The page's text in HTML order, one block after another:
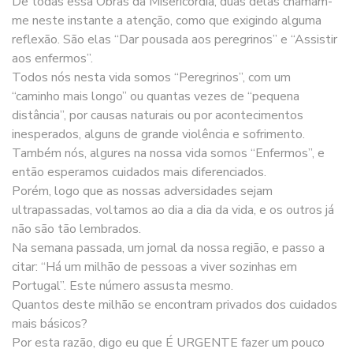
me neste instante a atenção, como que exigindo alguma
reflexão. São elas “Dar pousada aos peregrinos” e “Assistir
aos enfermos”.
Todos nós nesta vida somos “Peregrinos”, com um
“caminho mais longo” ou quantas vezes de “pequena
distância”, por causas naturais ou por acontecimentos
inesperados, alguns de grande violência e sofrimento.
Também nós, algures na nossa vida somos “Enfermos”, e
então esperamos cuidados mais diferenciados.
Porém, logo que as nossas adversidades sejam
ultrapassadas, voltamos ao dia a dia da vida, e os outros já
não são tão lembrados.
Na semana passada, um jornal da nossa região, e passo a
citar: “Há um milhão de pessoas a viver sozinhas em
Portugal”. Este número assusta mesmo.
Quantos deste milhão se encontram privados dos cuidados
mais básicos?
Por esta razão, digo eu que É URGENTE fazer um pouco